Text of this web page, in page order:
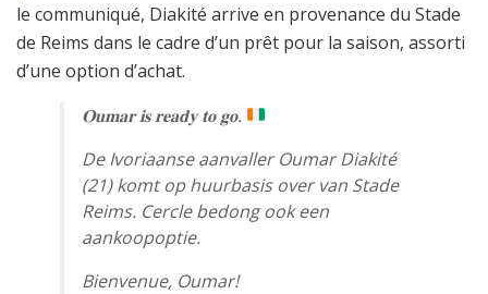
le communiqué, Diakité arrive en provenance du Stade
de Reims dans le cadre d’un prêt pour la saison, assorti
d’une option d’achat.
𝐎𝐮𝐦𝐚𝐫 𝐢𝐬 𝐫𝐞𝐚𝐝𝐲 𝐭𝐨 𝐠𝐨.
De Ivoriaanse aanvaller Oumar Diakité
(21) komt op huurbasis over van Stade
Reims. Cercle bedong ook een
aankoopoptie.
Bienvenue, Oumar!